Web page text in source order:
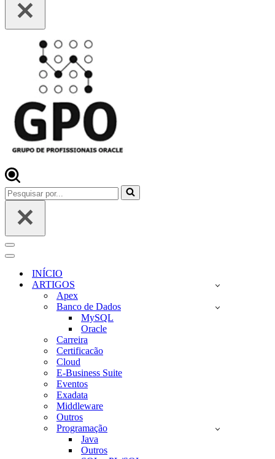
Pesquisar
por...
Menu
de
navegação
Menu
navegaçãoINÍCIO
ARTIGOS
Apex
Banco de Dados
MySQL
Oracle
Carreira
Certificacão
Cloud
E-Business Suite
Eventos
Exadata
Middleware
Outros
Programação
Java
Outros